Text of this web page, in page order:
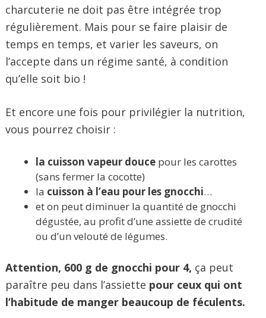
charcuterie ne doit pas être intégrée trop
régulièrement. Mais pour se faire plaisir de
temps en temps, et varier les saveurs, on
l’accepte dans un régime santé, à condition
qu’elle soit bio !
Et encore une fois pour privilégier la nutrition,
vous pourrez choisir :
la cuisson vapeur douce pour les carottes
(sans fermer la cocotte)
la cuisson à l’eau pour les gnocchi…
et on peut diminuer la quantité de gnocchi
dégustée, au profit d’une assiette de crudité
ou d’un velouté de légumes.
Attention, 600 g de gnocchi pour 4, ça peut
paraître peu dans l’assiette pour ceux qui ont
l’habitude de manger beaucoup de féculents.